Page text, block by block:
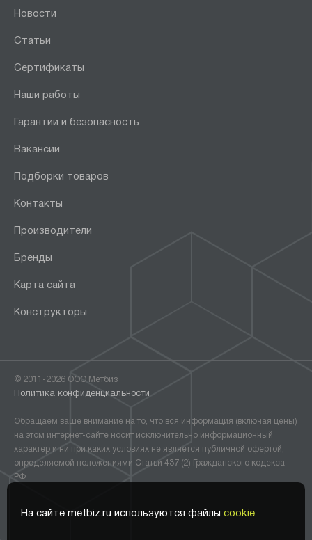
На сайте metbiz.ru используются файлы cookie.
Новости
Статьи
Сертификаты
Наши работы
Гарантии и безопасность
Вакансии
Подборки товаров
Контакты
Производители
Бренды
Карта сайта
Конструкторы
© 2011-2026 ООО Метбиз
Политика конфиденциальности
Обращаем ваше внимание на то, что вся информация (включая цены)
на этом интернет-сайте носит исключительно информационный
характер и ни при каких условиях не является публичной офертой,
определяемой положениями Статьи 437 (2) Гражданского кодекса
РФ.